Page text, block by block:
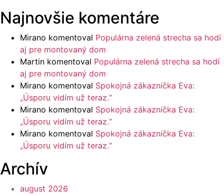
Najnovšie komentáre
Mirano komentoval Populárna zelená strecha sa hodí
aj pre montovaný dom
Martin komentoval Populárna zelená strecha sa hodí
aj pre montovaný dom
Mirano komentoval Spokojná zákazníčka Eva:
„Úsporu vidím už teraz.“
Mirano komentoval Spokojná zákazníčka Eva:
„Úsporu vidím už teraz.“
Mirano komentoval Spokojná zákazníčka Eva:
„Úsporu vidím už teraz.“
Archív
august 2026